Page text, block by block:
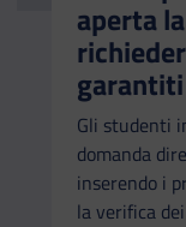
aperta
Gli studenti
domanda
inserendo i
la verifica